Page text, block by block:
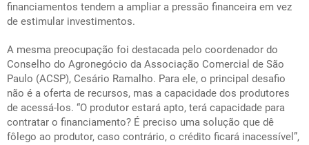
financiamentos tendem a ampliar a pressão financeira em vez
de estimular investimentos.
A mesma preocupação foi destacada pelo coordenador do
Conselho do Agronegócio da Associação Comercial de São
Paulo (ACSP), Cesário Ramalho. Para ele, o principal desafio
não é a oferta de recursos, mas a capacidade dos produtores
de acessá-los. “O produtor estará apto, terá capacidade para
contratar o financiamento? É preciso uma solução que dê
fôlego ao produtor, caso contrário, o crédito ficará inacessível”,